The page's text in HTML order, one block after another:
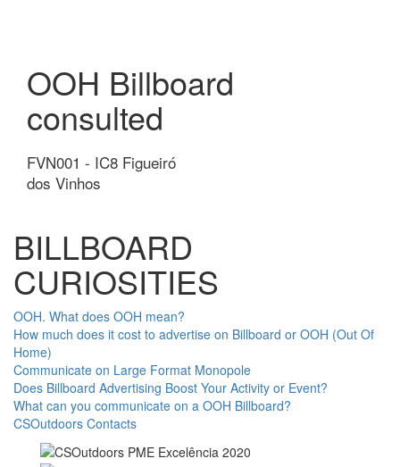
OOH Billboard
consulted
FVN001 - IC8 Figueiró
dos Vinhos
BILLBOARD
CURIOSITIES
OOH. What does OOH mean?
How much does it cost to advertise on Billboard or OOH (Out Of
Home)
Communicate on Large Format Monopole
Does Billboard Advertising Boost Your Activity or Event?
What can you communicate on a OOH Billboard?
CSOutdoors Contacts